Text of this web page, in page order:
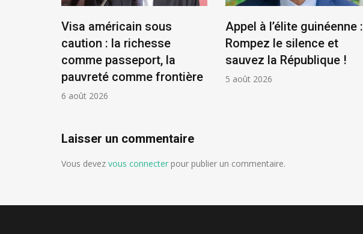
Visa américain sous
caution : la richesse
comme passeport, la
pauvreté comme frontière
6 août 2026
Appel à l’élite guinéenne :
Rompez le silence et
sauvez la République !
5 août 2026
Laisser un commentaire
Vous devez vous connecter pour publier un commentaire.